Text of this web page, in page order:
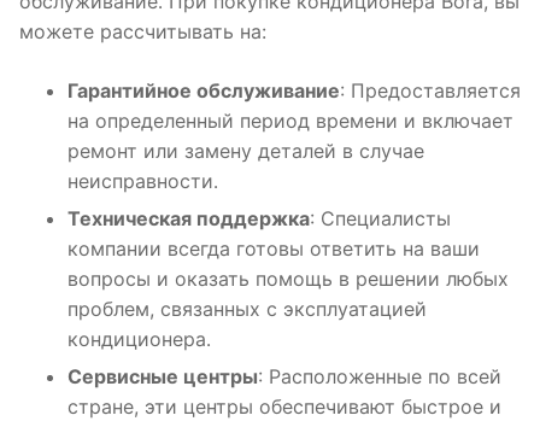
можете рассчитывать на:
Гарантийное обслуживание: Предоставляется
на определенный период времени и включает
ремонт или замену деталей в случае
неисправности․
Техническая поддержка: Специалисты
компании всегда готовы ответить на ваши
вопросы и оказать помощь в решении любых
проблем, связанных с эксплуатацией
кондиционера․
Сервисные центры: Расположенные по всей
стране, эти центры обеспечивают быстрое и